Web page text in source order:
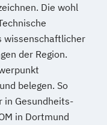
Die wohl
wissenschaftlicher
der Region.
belegen. So
in Gesundheits-
in Dortmund